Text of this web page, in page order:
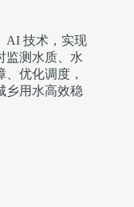
AI 技术，实现
监测水质、水
优化调度，
乡用水高效稳